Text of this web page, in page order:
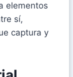
elementos
sí,
captura y